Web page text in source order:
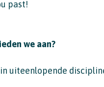
past!
we aan?
uiteenlopende